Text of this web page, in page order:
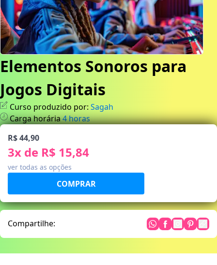
Elementos Sonoros para
Jogos Digitais
Curso produzido por: Sagah
Carga horária4horas
R$ 44,90
3x de R$ 15,84
ver todas as opções
Compartilhe: